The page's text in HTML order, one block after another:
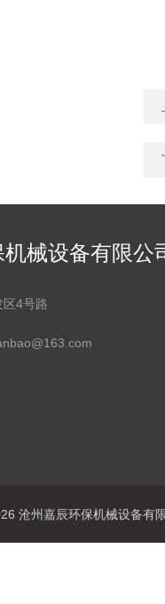
械设备有限公
区4号路
沧州嘉辰环保机械设备